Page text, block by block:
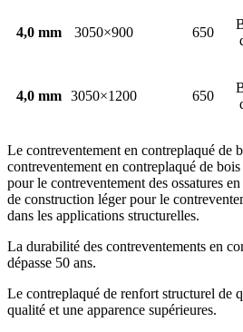
4,0 mm 3050×900 650
4,0 mm 3050×1200 650
Le contreventement en contreplaqué de
contreventement en contreplaqué de
pour le contreventement des ossatures
de construction léger pour le
dans les applications structurelles.
La durabilité des contreventements en
dépasse 50 ans.
Le contreplaqué de renfort structurel de
qualité et une apparence supérieures.